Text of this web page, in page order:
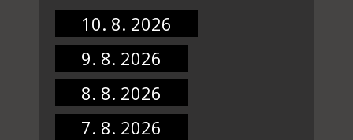
10. 8. 2026
9. 8. 2026
8. 8. 2026
7. 8. 2026